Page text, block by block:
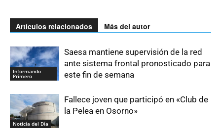
Artículos relacionados Más del autor
Informando
Primero
Saesa mantiene supervisión de la red
ante sistema frontal pronosticado para
este fin de semana
Noticia del Día
Fallece joven que participó en «Club de
la Pelea en Osorno»